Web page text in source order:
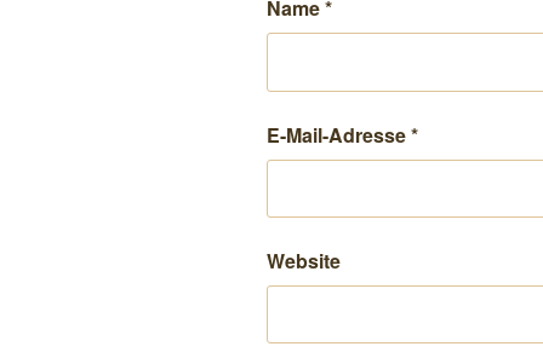
Name*
E-Mail-Adresse*
Website